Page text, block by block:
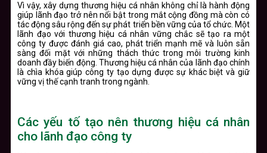
Vì vậy, xây dựng thương hiệu cá nhân không chỉ là hành động
giúp lãnh đạo trở nên nổi bật trong mắt cộng đồng mà còn có
tác động sâu rộng đến sự phát triển bền vững của tổ chức. Một
lãnh đạo với thương hiệu cá nhân vững chắc sẽ tạo ra một
công ty được đánh giá cao, phát triển mạnh mẽ và luôn sẵn
sàng đối mặt với những thách thức trong môi trường kinh
doanh đầy biến động. Thương hiệu cá nhân của lãnh đạo chính
là chìa khóa giúp công ty tạo dựng được sự khác biệt và giữ
vững vị thế cạnh tranh trong ngành.
Các yếu tố tạo nên thương hiệu cá nhân
cho lãnh đạo công ty